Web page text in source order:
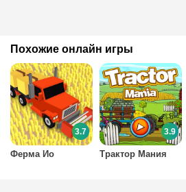
Похожие онлайн игры
Ферма Ио
3.7
Трактор Мания
3.9